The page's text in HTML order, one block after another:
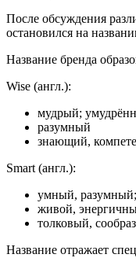
После обсуждения
остановился на
Название бренда
Wise (англ.):
мудрый;
разумный
знающий,
Smart (англ.):
умный, разумный;
живой,
толковый,
Название отражает